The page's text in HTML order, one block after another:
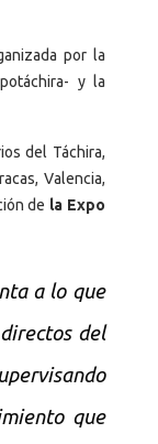
por la
y la
del Táchira,
Valencia,
de la Expo
a lo que
del
que